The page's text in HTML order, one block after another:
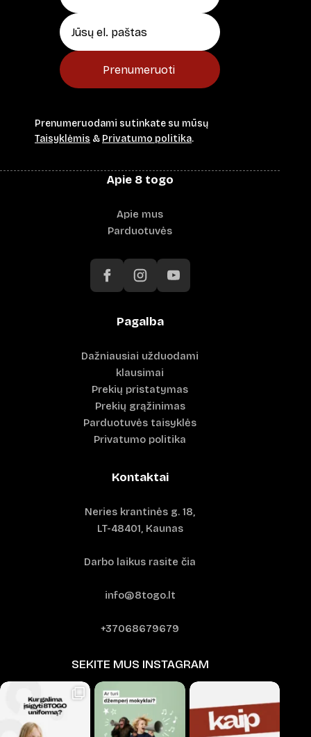
Prenumeruoti
Prenumeruodami sutinkate su mūsų
Taisyklėmis & Privatumo politika.
Apie 8 togo
Apie mus
Parduotuvės
Pagalba
Dažniausiai užduodami
klausimai
Prekių pristatymas
Prekių grąžinimas
Parduotuvės taisyklės
Privatumo politika
Kontaktai
Neries krantinės g. 18,
LT-48401, Kaunas
Darbo laikus rasite čia
info@8togo.lt
+37068679679
SEKITE MUS INSTAGRAM